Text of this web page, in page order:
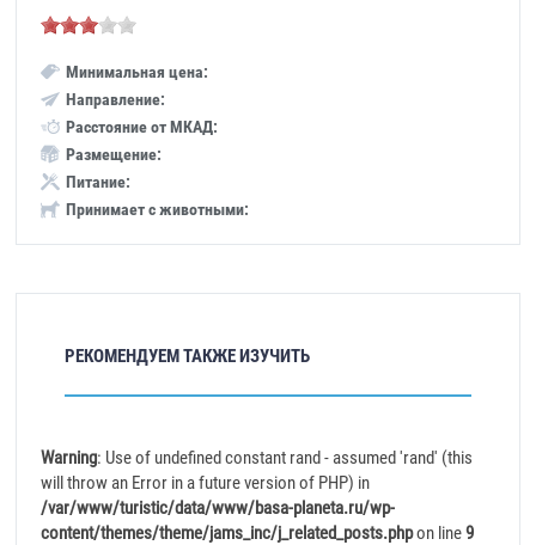
Минимальная цена:
Направление:
Расстояние от МКАД:
Размещение:
Питание:
Принимает с животными:
РЕКОМЕНДУЕМ ТАКЖЕ ИЗУЧИТЬ
Warning: Use of undefined constant rand - assumed 'rand' (this
will throw an Error in a future version of PHP) in
/var/www/turistic/data/www/basa-planeta.ru/wp-
content/themes/theme/jams_inc/j_related_posts.phpon line9